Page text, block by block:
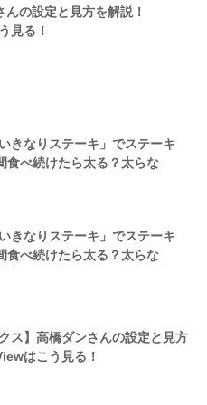
んの設定と見方を解説！
見る！
きなりステーキ」でステーキ
食べ続けたら太る？太らな
きなりステーキ」でステーキ
食べ続けたら太る？太らな
ス】高橋ダンさんの設定と見方
はこう見る！